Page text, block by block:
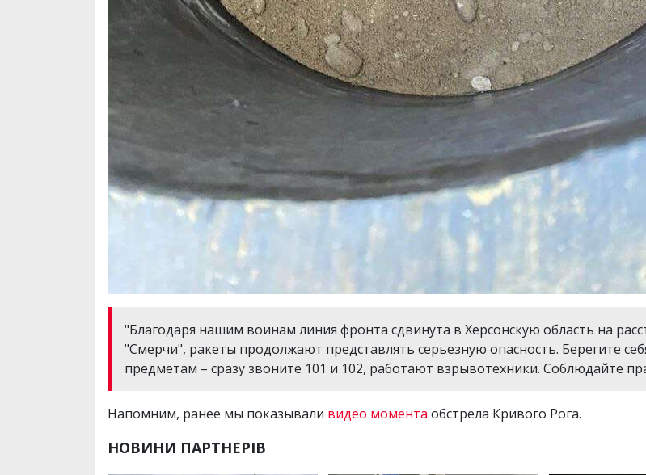
"Благодаря нашим воинам линия фронта сдвинута в Херсонскую область на
"Смерчи", ракеты продолжают представлять серьезную опасность. Берегите
предметам – сразу звоните 101 и 102, работают взрывотехники. Соблюдайте
Напомним, ранее мы показывали видео момента обстрела Кривого Рога.